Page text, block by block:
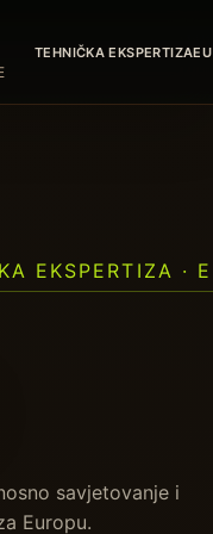
TEHNIČKA EKSPERTIZA
EKSPERTIZA ·
savjetovanje i
Europu.